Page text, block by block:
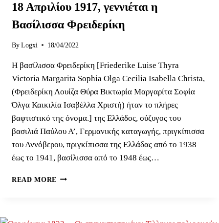
18 Απριλίου 1917, γεννιέται η
Βασίλισσα Φρειδερίκη
By Logxi 18/04/2022
Η βασίλισσα Φρειδερίκη [Friederike Luise Thyra
Victoria Margarita Sophia Olga Cecilia Isabella Christa,
(Φρειδερίκη Λουίζα Θύρα Βικτωρία Μαργαρίτα Σοφία
Όλγα Καικιλία Ισαβέλλα Χριστή) ήταν το πλήρες
βαφτιστικό της όνομα.] της Ελλάδoς, σύζυγος του
βασιλιά Παύλου Α’, Γερμανικής καταγωγής, πριγκίπισσα
του Αννόβερου, πριγκίπισσα της Ελλάδας από το 1938
έως το 1941, βασίλισσα από το 1948 έως…
READ MORE 18